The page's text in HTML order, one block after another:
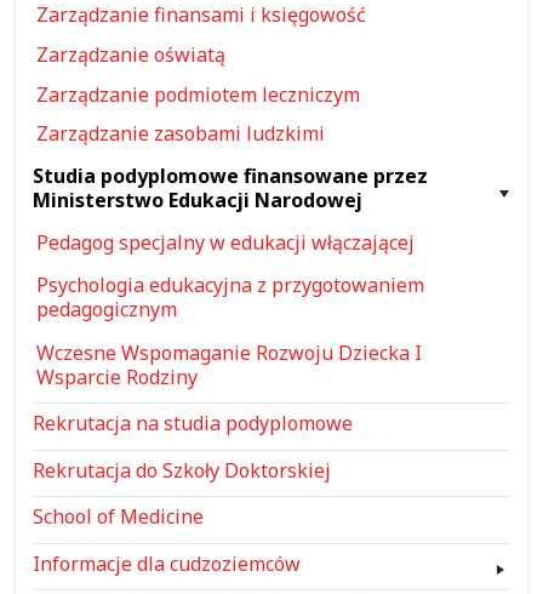
Zarządzanie finansami i księgowość
Zarządzanie oświatą
Zarządzanie podmiotem leczniczym
Zarządzanie zasobami ludzkimi
Studia podyplomowe finansowane przez
Ministerstwo Edukacji Narodowej
Pedagog specjalny w edukacji włączającej
Psychologia edukacyjna z przygotowaniem
pedagogicznym
Wczesne Wspomaganie Rozwoju Dziecka I
Wsparcie Rodziny
Rekrutacja na studia podyplomowe
Rekrutacja do Szkoły Doktorskiej
School of Medicine
Informacje dla cudzoziemców